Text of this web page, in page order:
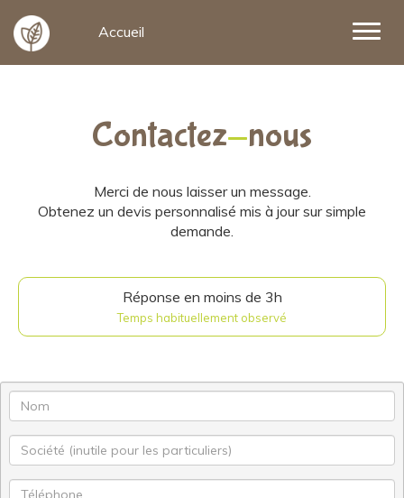
Accueil
Contactez-nous
Merci de nous laisser un message.
Obtenez un devis personnalisé mis à jour sur simple
demande.
Réponse en moins de 3h
Temps habituellement observé